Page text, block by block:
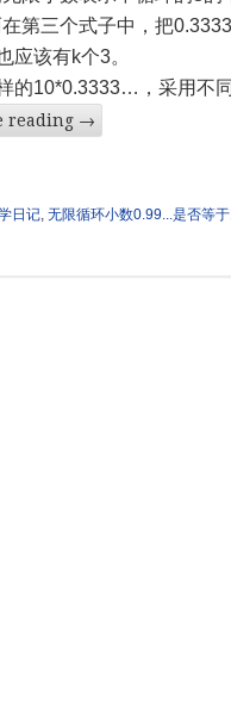
第三个式子中，把
应该有k个3。
的10*0.3333…，采用不
reading →
日记, 无限循环小数0.99...是否等于